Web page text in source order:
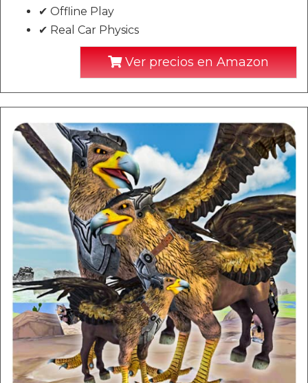
✔ Offline Play
✔ Real Car Physics
Ver precios en Amazon